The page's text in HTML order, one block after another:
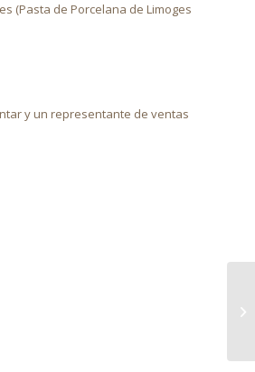
(Pasta de Porcelana de Limoges
y un representante de ventas